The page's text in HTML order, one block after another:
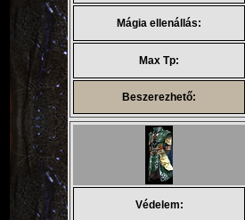
Mágia ellenállás:
Max Tp:
Beszerezhető:
Védelem: